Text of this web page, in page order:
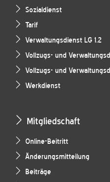
Sozialdienst
Tarif
Verwaltungsdienst LG 1.2
Vollzugs- und
Vollzugs- und
Werkdienst
Mitgliedschaft
Online-Beitritt
Änderungsmitteilung
Beiträge